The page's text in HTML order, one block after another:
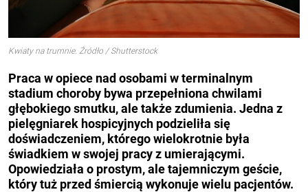
Kwiaty na trumnie. Źródło / Shutterstock
Praca w opiece nad osobami w terminalnym
stadium choroby bywa przepełniona chwilami
głębokiego smutku, ale także zdumienia. Jedna z
pielęgniarek hospicyjnych podzieliła się
doświadczeniem, któregowielokrotnie była
świadkiem w swojej pracy z umierającymi.
Opowiedziała o prostym, ale tajemniczym geście,
którytuż przed śmiercią wykonuje wielu pacjentów.